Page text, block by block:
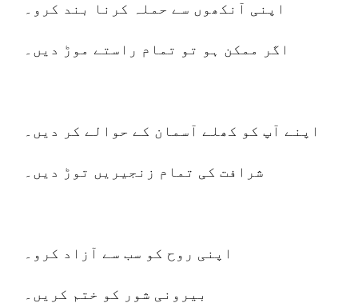
اپنی آنکھوں سے حملہ کرنا بند کرو۔
اگر ممکن ہو تو تمام راستے موڑ دیں۔
اپنے آپ کو کھلے آسمان کے حوالے کر دیں۔
شرافت کی تمام زنجیریں توڑ دیں۔
اپنی روح کو سب سے آزاد کرو۔
بیرونی شور کو ختم کریں۔